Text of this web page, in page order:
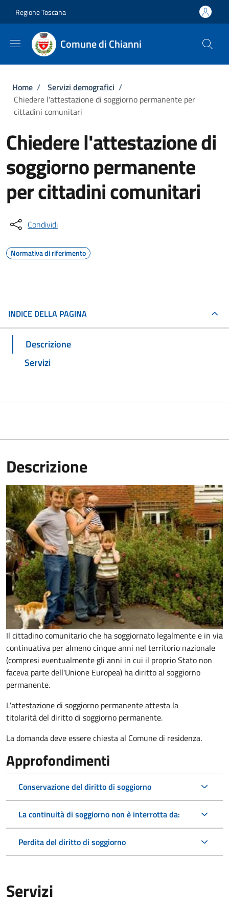
Regione Toscana
Comune di Chianni
Briciole di pane
Home / Servizi demografici /
Chiedere l'attestazione di soggiorno permanente per
cittadini comunitari
Chiedere l'attestazione di
soggiorno permanente
per cittadini comunitari
Condividi
Normativa di riferimento
INDICE DELLA PAGINA
Descrizione
Servizi
Descrizione
Il cittadino comunitario che ha soggiornato legalmente e in via
continuativa per almeno cinque anni nel territorio nazionale
(compresi eventualmente gli anni in cui il proprio Stato non
faceva parte dell'Unione Europea) ha diritto al soggiorno
permanente.
L'attestazione di soggiorno permanente attesta la
titolarità del diritto di soggiorno permanente.
La domanda deve essere chiesta al Comune di residenza.
Approfondimenti
Conservazione del diritto di soggiorno
La continuità di soggiorno non è interrotta da:
Perdita del diritto di soggiorno
Servizi